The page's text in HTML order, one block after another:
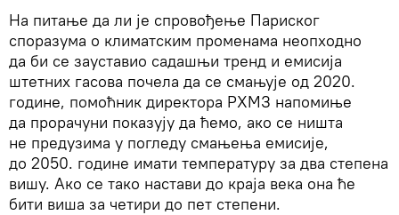
На питање да ли је спровођење Париског
споразума о климатским променама неопходно
да би се зауставио садашњи тренд и емисија
штетних гасова почела да се смањује од 2020.
године, помоћник директора РХМЗ напомиње
да прорачуни показују да ћемо, ако се ништа
не предузима у погледу смањења емисије,
до 2050. године имати температуру за два степена
вишу. Ако се тако настави до краја века она ће
бити виша за четири до пет степени.